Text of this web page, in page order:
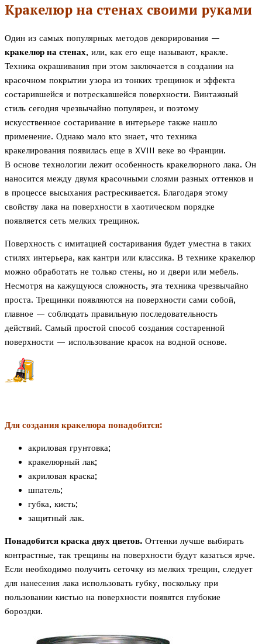
Кракелюр на стенах своими руками
Один из самых популярных методов декорирования —
кракелюр на стенах, или, как его еще называют, кракле.
Техника окрашивания при этом заключается в создании на
красочном покрытии узора из тонких трещинок и эффекта
состарившейся и потрескавшейся поверхности. Винтажный
стиль сегодня чрезвычайно популярен, и поэтому
искусственное состаривание в интерьере также нашло
применение. Однако мало кто знает, что техника
кракелирования появилась еще в XVIII веке во Франции.
В основе технологии лежит особенность кракелюрного лака. Он
наносится между двумя красочными слоями разных оттенков и
в процессе высыхания растрескивается. Благодаря этому
свойству лака на поверхности в хаотическом порядке
появляется сеть мелких трещинок.
Поверхность с имитацией состаривания будет уместна в таких
стилях интерьера, как кантри или классика. В технике кракелюр
можно обработать не только стены, но и двери или мебель.
Несмотря на кажущуюся сложность, эта техника чрезвычайно
проста. Трещинки появляются на поверхности сами собой,
главное — соблюдать правильную последовательность
действий. Самый простой способ создания состаренной
поверхности — использование красок на водной основе.
Для создания кракелюра понадобятся:
акриловая грунтовка;
кракелюрный лак;
акриловая краска;
шпатель;
губка, кисть;
защитный лак.
Понадобится краска двух цветов. Оттенки лучше выбирать
контрастные, так трещины на поверхности будут казаться ярче.
Если необходимо получить сеточку из мелких трещин, следует
для нанесения лака использовать губку, поскольку при
пользовании кистью на поверхности появятся глубокие
бороздки.